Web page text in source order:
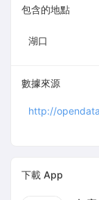
包含的地點
湖口
數據來源
http://
下載 App